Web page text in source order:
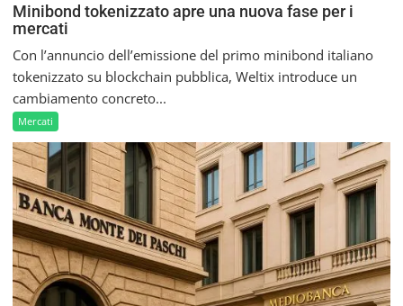
Minibond tokenizzato apre una nuova fase per i
mercati
Con l’annuncio dell’emissione del primo minibond italiano
tokenizzato su blockchain pubblica, Weltix introduce un
cambiamento concreto...
Mercati